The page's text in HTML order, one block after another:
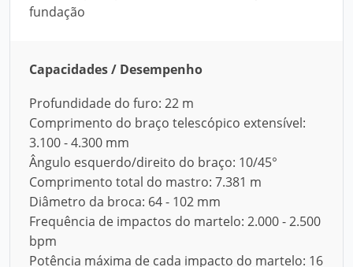
fundação
Capacidades / Desempenho
Profundidade do furo: 22 m
Comprimento do braço telescópico extensível:
3.100 - 4.300 mm
Ângulo esquerdo/direito do braço: 10/45°
Comprimento total do mastro: 7.381 m
Diâmetro da broca: 64 - 102 mm
Frequência de impactos do martelo: 2.000 - 2.500
bpm
Potência máxima de cada impacto do martelo: 16